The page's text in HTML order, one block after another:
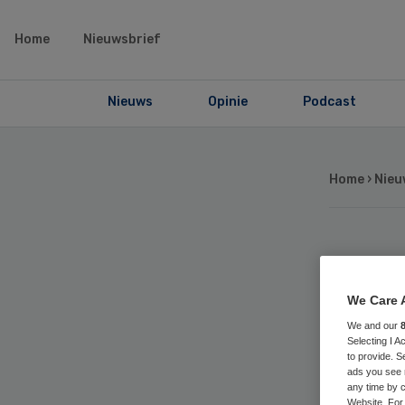
Home Nieuwsbrief
Nieuws Opinie Podcast
Home ›
We Care
We and our
Selecting I
to provide.
ads you see
any time by
Website.